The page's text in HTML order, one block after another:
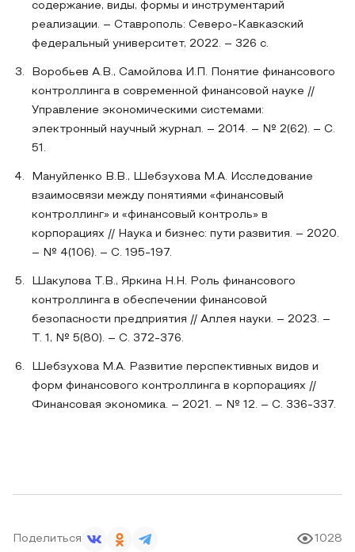
содержание, виды, формы и инструментарий
реализации. – Ставрополь: Северо-Кавказский
федеральный университет, 2022. – 326 с.
Воробьев А.В., Самойлова И.П. Понятие финансового
контроллинга в современной финансовой науке //
Управление экономическими системами:
электронный научный журнал. – 2014. – № 2(62). – С.
51.
Мануйленко В.В., Шебзухова М.А. Исследование
взаимосвязи между понятиями «финансовый
контроллинг» и «финансовый контроль» в
корпорациях // Наука и бизнес: пути развития. – 2020.
– № 4(106). – С. 195-197.
Шакулова Т.В., Яркина Н.Н. Роль финансового
контроллинга в обеспечении финансовой
безопасности предприятия // Аллея науки. – 2023. –
Т. 1, № 5(80). – С. 372-376.
Шебзухова М.А. Развитие перспективных видов и
форм финансового контроллинга в корпорациях //
Финансовая экономика. – 2021. – № 12. – С. 336-337.
Поделиться 1028